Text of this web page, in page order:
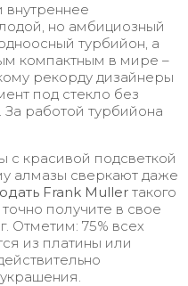
но амбициозный
турбийон, а
компактным в мире –
рекорду дизайнеры
под стекло без
работой турбийона
с красивой подсветкой
алмазы сверкают даже
Frank Muller такого
получите в свое
Отметим: 75% всех
из платины или